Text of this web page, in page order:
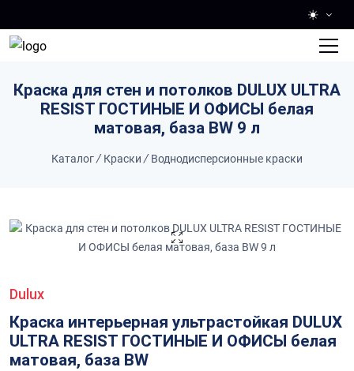
Краска для стен и потолков DULUX ULTRA
RESIST ГОСТИНЫЕ И ОФИСЫ белая
матовая, база BW 9 л
Каталог/ Краски / Воднодисперсионные краски
Dulux
Краска интерьерная ультрастойкая DULUX
ULTRA RESIST ГОСТИНЫЕ И ОФИСЫ белая
матовая, база BW